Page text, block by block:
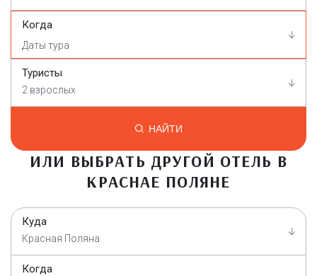
Когда
Туристы
2 взрослых
НАЙТИ
ИЛИ ВЫБРАТЬ ДРУГОЙ ОТЕЛЬ В
КРАСНАЕ ПОЛЯНЕ
Куда
Красная Поляна
Когда